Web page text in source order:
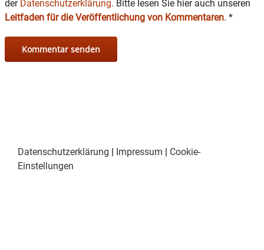
der Datenschutzerklärung. Bitte lesen Sie hier auch unseren
Leitfaden für die Veröffentlichung von Kommentaren. *
Datenschutzerklärung | Impressum | Cookie-
Einstellungen